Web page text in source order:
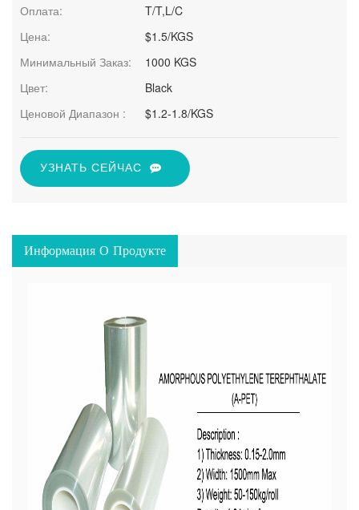
Оплата:
T/T,L/C
Цена:
$1.5/KGS
Минимальный Заказ:
1000 KGS
Цвет:
Black
Ценовой Диапазон :
$1.2-1.8/KGS
УЗНАТЬ СЕЙЧАС
Информация О Продукте